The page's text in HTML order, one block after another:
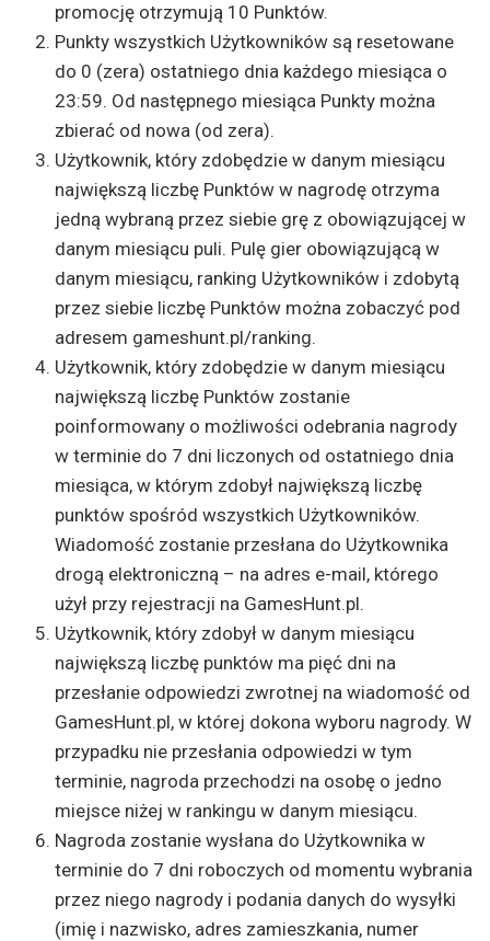
promocję otrzymują 10 Punktów.
Punkty wszystkich Użytkowników są resetowane
do 0 (zera) ostatniego dnia każdego miesiąca o
23:59. Od następnego miesiąca Punkty można
zbierać od nowa (od zera).
Użytkownik, który zdobędzie w danym miesiącu
największą liczbę Punktów w nagrodę otrzyma
jedną wybraną przez siebie grę z obowiązującej w
danym miesiącu puli. Pulę gier obowiązującą w
danym miesiącu, ranking Użytkowników i zdobytą
przez siebie liczbę Punktów można zobaczyć pod
adresem gameshunt.pl/ranking.
Użytkownik, który zdobędzie w danym miesiącu
największą liczbę Punktów zostanie
poinformowany o możliwości odebrania nagrody
w terminie do 7 dni liczonych od ostatniego dnia
miesiąca, w którym zdobył największą liczbę
punktów spośród wszystkich Użytkowników.
Wiadomość zostanie przesłana do Użytkownika
drogą elektroniczną – na adres e-mail, którego
użył przy rejestracji na GamesHunt.pl.
Użytkownik, który zdobył w danym miesiącu
największą liczbę punktów ma pięć dni na
przesłanie odpowiedzi zwrotnej na wiadomość od
GamesHunt.pl, w której dokona wyboru nagrody. W
przypadku nie przesłania odpowiedzi w tym
terminie, nagroda przechodzi na osobę o jedno
miejsce niżej w rankingu w danym miesiącu.
Nagroda zostanie wysłana do Użytkownika w
terminie do 7 dni roboczych od momentu wybrania
przez niego nagrody i podania danych do wysyłki
(imię i nazwisko, adres zamieszkania, numer